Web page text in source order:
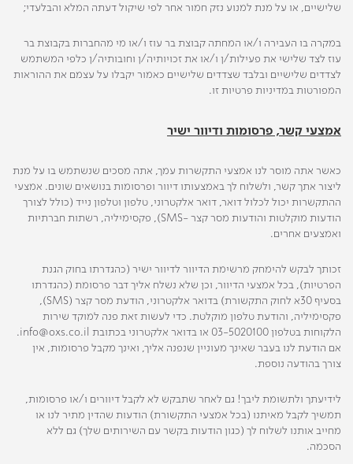
שלישיים, או על מנת למנוע נזק חמור אחר לפי שיקול דעתה המלא והבלעדי;
במקרה בו העבירה ו/או המחתה קבוצת בר עוז ו/או מי מהחברות בקבוצת בר
עוז לצד שלישי את פעילות/ן ו/או את זכויותיה/ן וחובותיה/ן כלפי המשתמש
לצדדים שלישיים ובלבד שצדדים שלישיים כאמור יקבלו על עצמם את ההוראות
המפורטות במדיניות פרטיות זו.
אמצעי קשר, פרסומות ודיוור ישיר
כאשר אתה מוסר לנו אמצעי התקשרות עמך, אתה מסכים שנשתמש בו על מנת
ליצור אתך קשר, ולשלוח לך באמצעותו דיוור ופרסומות בנושאים שונים. אמצעי
ההתקשרות יכול לכלול דואר, דואר אלקטרוני, טלפון וטלפון נייד (כולל לצורך
הודעות מוקלטות והודעות מסר קצר -SMS), פקסימיליה, רשתות חברתיות
ואמצעים אחרים.
זכותך לבקש להימחק מרשימת הדיוור לדיוור ישיר (כהגדרתו בחוק הגנת
הפרטיות), בכל אמצעי הדיוור, וכן שלא נשלח אליך דבר פרסומת (כהגדרתו
בסעיף 30א לחוק התקשורת) בדואר אלקטרוני, הודעת מסר קצר (SMS),
פקסימיליה, והודעת טלפון מוקלטת. כדי לעשות זאת פנה למוקד שירות
הלקוחות בטלפון 03-5020100 או בדואר אלקטרוני בכתובת info@oxs.co.il.
אם הודעת לנו בעבר שאינך מעוניין שנפנה אליך, ואינך מקבל פרסומות, אין
צורך בהודעה נוספת.
לידיעתך ולתשומת ליבך! גם לאחר שתבקש לא לקבל דיוורים ו/או פרסומות,
תמשיך לקבל מאיתנו (בכל אמצעי התקשורת) הודעות שהדין מתיר לנו או
מחייב אותנו לשלוח לך (כגון הודעות בקשר עם השירותים שלך) גם ללא
הסכמה.